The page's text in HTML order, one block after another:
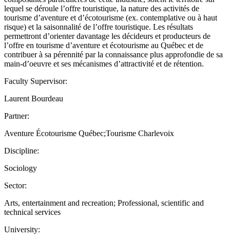
lequel se déroule l’offre touristique, la nature des activités de
tourisme d’aventure et d’écotourisme (ex. contemplative ou à haut
risque) et la saisonnalité de l’offre touristique. Les résultats
permettront d’orienter davantage les décideurs et producteurs de
l’offre en tourisme d’aventure et écotourisme au Québec et de
contribuer à sa pérennité par la connaissance plus approfondie de sa
main-d’oeuvre et ses mécanismes d’attractivité et de rétention.
Faculty Supervisor:
Laurent Bourdeau
Partner:
Aventure Écotourisme Québec;Tourisme Charlevoix
Discipline:
Sociology
Sector:
Arts, entertainment and recreation; Professional, scientific and
technical services
University: